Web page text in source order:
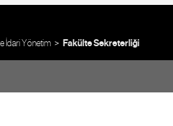
İdari Yönetim Fakülte Sekreterliği